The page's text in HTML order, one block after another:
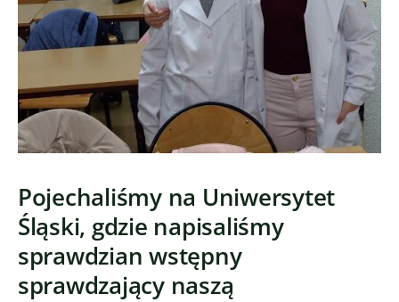
Pojechaliśmy na Uniwersytet
Śląski, gdzie napisaliśmy
sprawdzian wstępny
sprawdzający naszą